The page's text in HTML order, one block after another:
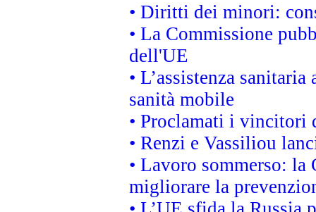
• Diritti dei minori:
• La Commissione
dell'UE
• L’assistenza
sanità mobile
• Proclamati i vincitori
• Renzi e Vassiliou
• Lavoro sommerso: la
migliorare la